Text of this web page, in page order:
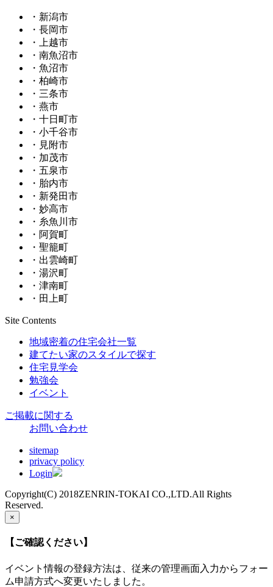
・新潟市
・長岡市
・上越市
・南魚沼市
・魚沼市
・柏崎市
・三条市
・燕市
・十日町市
・小千谷市
・見附市
・加茂市
・五泉市
・胎内市
・新発田市
・妙高市
・糸魚川市
・阿賀町
・聖籠町
・出雲崎町
・湯沢町
・津南町
・田上町
Site Contents
地域密着の住宅会社一覧
建てたい家のスタイルで探す
住宅見学会
勉強会
イベント
ご掲載に関する
お問い合わせ
sitemap
privacy policy
Login
Copyright(C) 2018ZENRIN-TOKAI CO.,LTD.All Rights
Reserved.
×
【ご確認ください】
イベント情報の登録方法は、従来の管理画面入力からフォー
ム申請方式へ変更いたしました。